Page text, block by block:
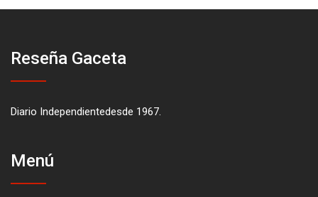
Reseña Gaceta
Diario Independientedesde 1967.
Menú